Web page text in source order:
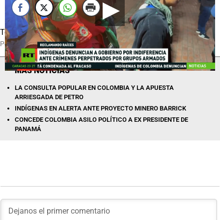
Temas relacionados: Asesinato Colombia
Gustavo
Petro
Pueblos indígenas
MÁS NOTICIAS
LA CONSULTA POPULAR EN COLOMBIA Y LA APUESTA
ARRIESGADA DE PETRO
INDÍGENAS EN ALERTA ANTE PROYECTO MINERO BARRICK
CONCEDE COLOMBIA ASILO POLÍTICO A EX PRESIDENTE DE
PANAMÁ